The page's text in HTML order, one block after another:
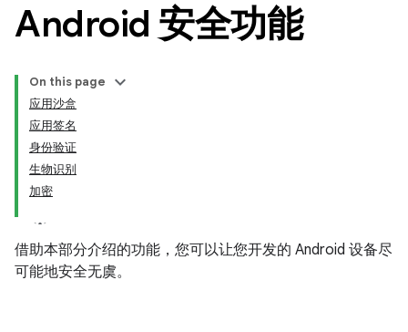
Android 安全功能
On this page
应用沙盒
应用签名
身份验证
生物识别
加密
借助本部分介绍的功能，您可以让您开发的 Android 设备尽
可能地安全无虞。